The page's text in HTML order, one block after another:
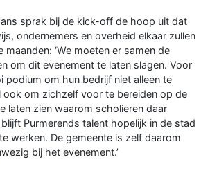
sprak bij de kick-off de hoop uit dat
ondernemers en overheid elkaar zullen
‘We moeten er samen de
om dit evenement te laten slagen. Voor
podium om hun bedrijf niet alleen te
ook om zichzelf voor te bereiden op de
laten zien waarom scholieren daar
Purmerends talent hopelijk in de stad
werken. De gemeente is zelf daarom
bij het evenement.’